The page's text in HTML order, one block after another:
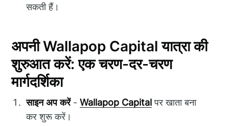
सकती हैं।
अपनी Wallapop Capital यात्रा की
शुरुआत करें: एक चरण-दर-चरण
मार्गदर्शिका
साइन अप करें-Wallapop Capitalपर खाता बना
कर शुरू करें।